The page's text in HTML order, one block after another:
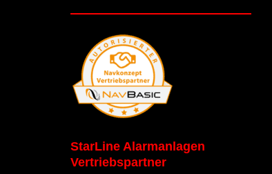
StarLine Alarmanlagen
Vertriebspartner